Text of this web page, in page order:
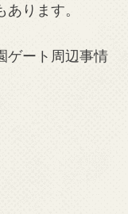
ります。
ゲート周辺事情